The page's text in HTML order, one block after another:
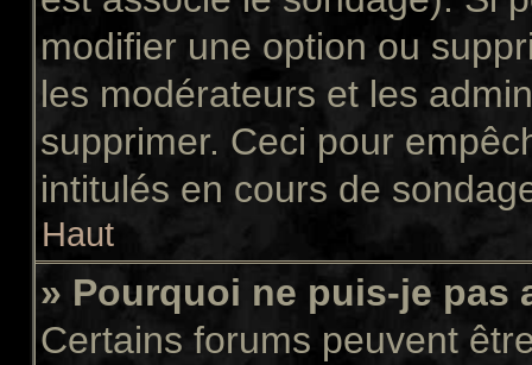
modifier une option ou
les modérateurs et les
supprimer. Ceci pour
intitulés en cours de
Haut
» Pourquoi ne puis-je pas
Certains forums peuvent